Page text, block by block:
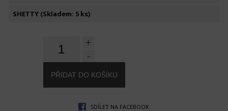
SHETTY (Skladem: 5 ks)
+
-
SDÍLET NA FACEBOOK